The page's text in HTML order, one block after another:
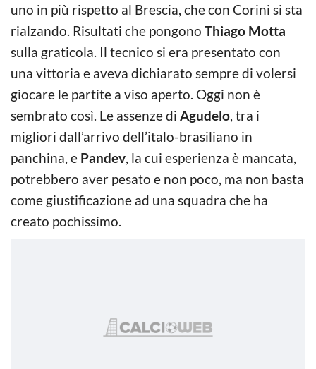
uno in più rispetto al Brescia, che con Corini si sta
rialzando. Risultati che pongono Thiago Motta
sulla graticola. Il tecnico si era presentato con
una vittoria e aveva dichiarato sempre di volersi
giocare le partite a viso aperto. Oggi non è
sembrato così. Le assenze di Agudelo, tra i
migliori dall’arrivo dell’italo-brasiliano in
panchina, e Pandev, la cui esperienza è mancata,
potrebbero aver pesato e non poco, ma non basta
come giustificazione ad una squadra che ha
creato pochissimo.